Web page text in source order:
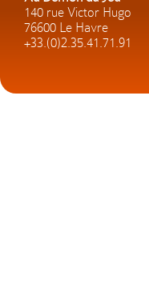
140 rue Victor Hugo
76600 Le Havre
+33.(0)2.35.41.71.91